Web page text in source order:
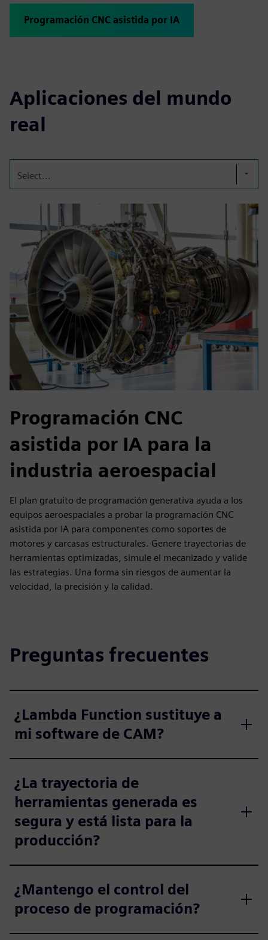
Programación CNC asistida por IA
Aplicaciones del mundo
real
Select...
Programación CNC
asistida por IA para la
industria aeroespacial
El plan gratuito de programación generativa ayuda a los
equipos aeroespaciales a probar la programación CNC
asistida por IA para componentes como soportes de
motores y carcasas estructurales. Genere trayectorias de
herramientas optimizadas, simule el mecanizado y valide
las estrategias. Una forma sin riesgos de aumentar la
velocidad, la precisión y la calidad.
Preguntas frecuentes
¿Lambda Function sustituye a
mi software de CAM?
¿La trayectoria de
herramientas generada es
segura y está lista para la
producción?
¿Mantengo el control del
proceso de programación?